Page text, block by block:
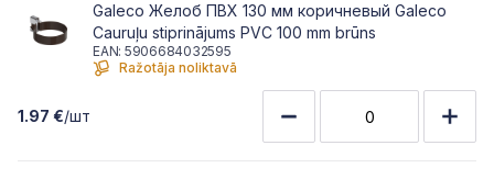
Galeco Желоб ПВХ 130 мм коричневый Galeco
Cauruļu stiprinājums PVC 100 mm brūns
EAN: 5906684032595
Ražotāja noliktavā
1.97 €/шт